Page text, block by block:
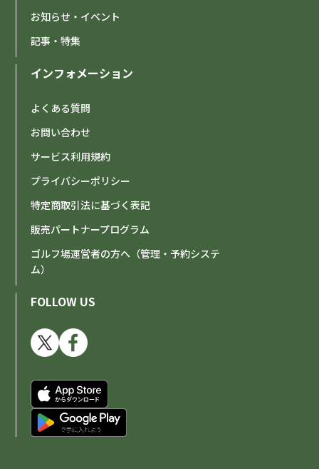
お知らせ・イベント
記事・特集
インフォメーション
よくある質問
お問い合わせ
サービス利用規約
プライバシーポリシー
特定商取引法に基づく表記
販売パートナープログラム
ゴルフ場運営者の方へ（管理・予約システ
ム）
FOLLOW US